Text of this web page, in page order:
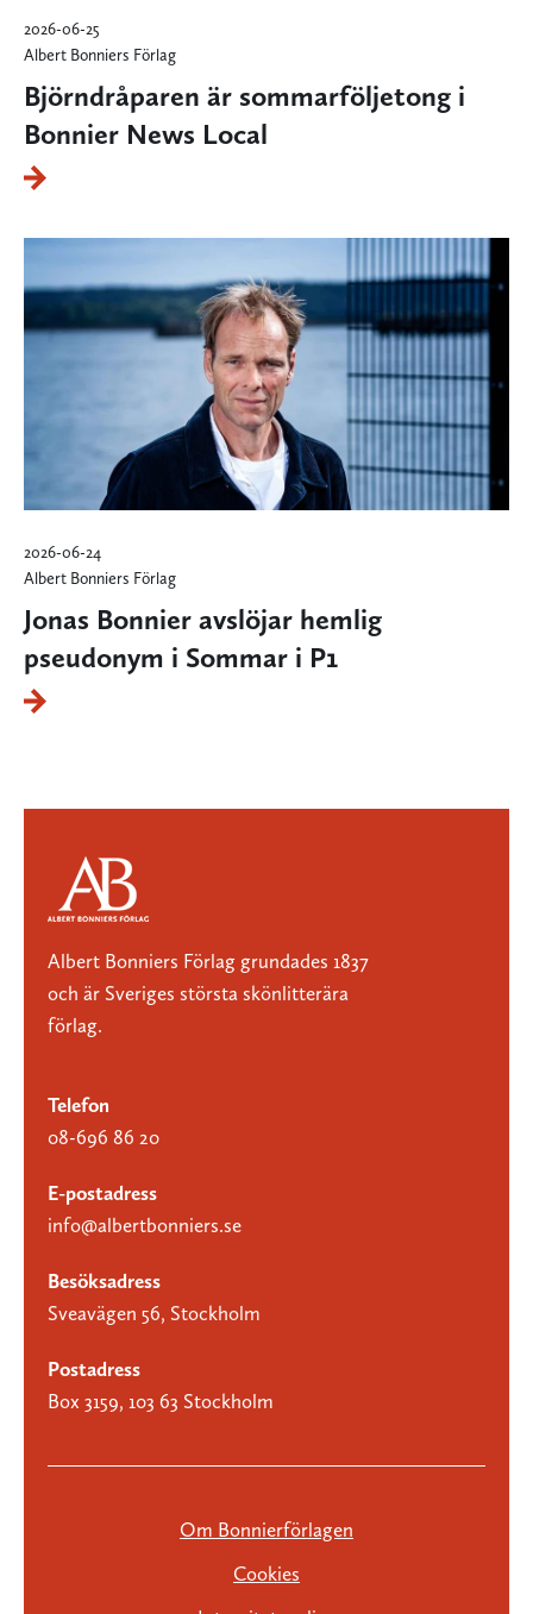
2026-06-25
Albert Bonniers Förlag
Björndråparen är sommarföljetong i
Bonnier News Local
2026-06-24
Albert Bonniers Förlag
Jonas Bonnier avslöjar hemlig
pseudonym i Sommar i P1
Albert Bonniers Förlag grundades 1837
och är Sveriges största skönlitterära
förlag.
Telefon
08-696 86 20
E-postadress
info@albertbonniers.se
Besöksadress
Sveavägen 56, Stockholm
Postadress
Box 3159, 103 63 Stockholm
Om Bonnierförlagen
Cookies